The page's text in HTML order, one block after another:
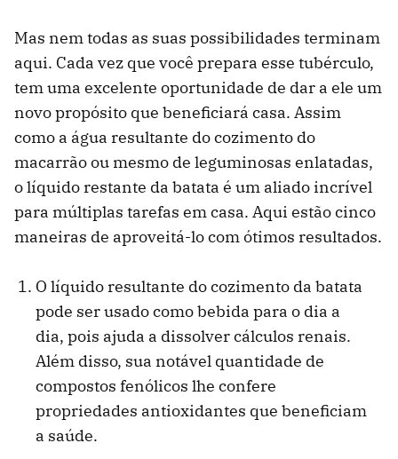
Mas nem todas as suas possibilidades terminam
aqui. Cada vez que você prepara esse tubérculo,
tem uma excelente oportunidade de dar a ele um
novo propósito que beneficiará casa. Assim
como a água resultante do cozimento do
macarrão ou mesmo de leguminosas enlatadas,
o líquido restante da batata é um aliado incrível
para múltiplas tarefas em casa. Aqui estão cinco
maneiras de aproveitá-lo com ótimos resultados.
O líquido resultante do cozimento da batata
pode ser usado como bebida para o dia a
dia, pois ajuda a dissolver cálculos renais.
Além disso, sua notável quantidade de
compostos fenólicos lhe confere
propriedades antioxidantes que beneficiam
a saúde.